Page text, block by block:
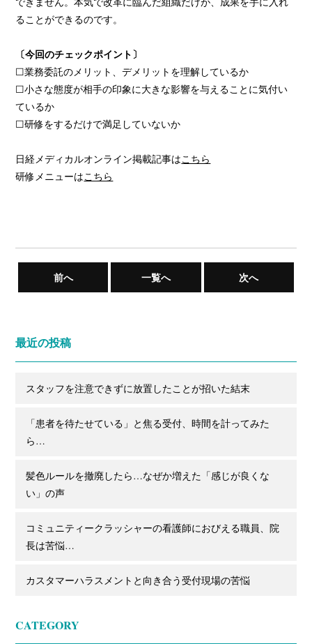
ることができるのです。
〔今回のチェックポイント〕
☐業務委託のメリット、デメリットを理解しているか
☐小さな態度が相手の印象に大きな影響を与えることに気付い
ているか
☐研修をするだけで満足していないか
日経メディカルオンライン掲載記事はこちら
研修メニューはこちら
前へ 一覧へ 次へ
最近の投稿
スタッフを注意できずに放置したことが招いた結末
「患者を待たせている」と焦る受付、時間を計ってみた
ら…
髪色ルールを撤廃したら…なぜか増えた「感じが良くな
い」の声
コミュニティークラッシャーの看護師におびえる職員、院
長は苦悩…
カスタマーハラスメントと向き合う受付現場の苦悩
CATEGORY